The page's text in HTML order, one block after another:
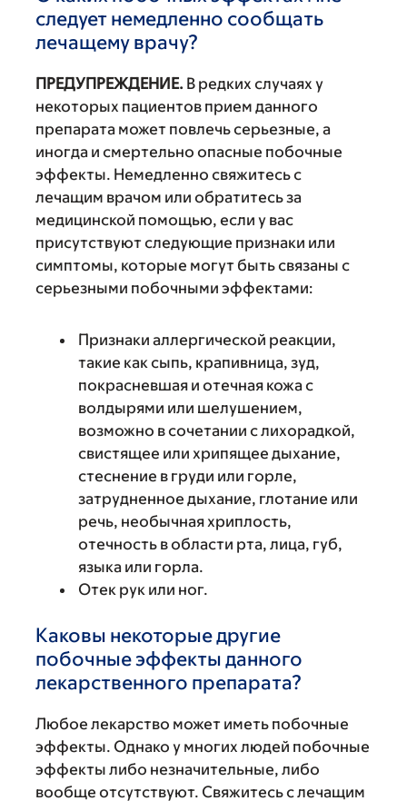
следует немедленно сообщать
лечащему врачу?
ПРЕДУПРЕЖДЕНИЕ. В редких случаях у
некоторых пациентов прием данного
препарата может повлечь серьезные, а
иногда и смертельно опасные побочные
эффекты. Немедленно свяжитесь с
лечащим врачом или обратитесь за
медицинской помощью, если у вас
присутствуют следующие признаки или
симптомы, которые могут быть связаны с
серьезными побочными эффектами:
Признаки аллергической реакции,
такие как сыпь, крапивница, зуд,
покрасневшая и отечная кожа с
волдырями или шелушением,
возможно в сочетании с лихорадкой,
свистящее или хрипящее дыхание,
стеснение в груди или горле,
затрудненное дыхание, глотание или
речь, необычная хриплость,
отечность в области рта, лица, губ,
языка или горла.
Отек рук или ног.
Каковы некоторые другие
побочные эффекты данного
лекарственного препарата?
Любое лекарство может иметь побочные
эффекты. Однако у многих людей побочные
эффекты либо незначительные, либо
вообще отсутствуют. Свяжитесь с лечащим